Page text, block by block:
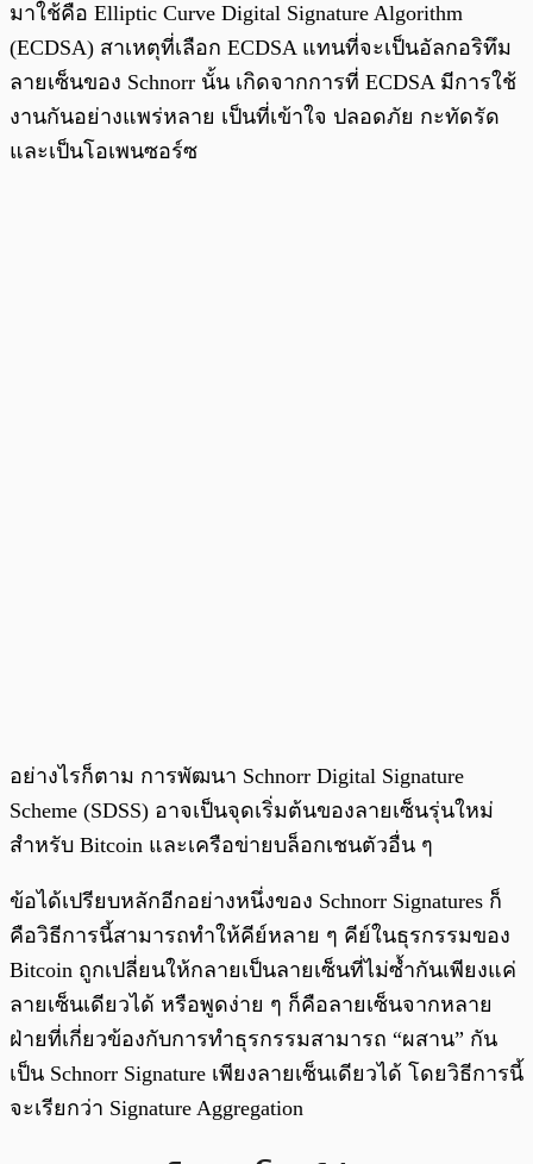
มาใช้คือ Elliptic Curve Digital Signature Algorithm
(ECDSA) สาเหตุที่เลือก ECDSA แทนที่จะเป็นอัลกอริทึม
ลายเซ็นของ Schnorr นั้น เกิดจากการที่ ECDSA มีการใช้
งานกันอย่างแพร่หลาย เป็นที่เข้าใจ ปลอดภัย กะทัดรัด
และเป็นโอเพนซอร์ซ
อย่างไรก็ตาม การพัฒนา Schnorr Digital Signature
Scheme (SDSS) อาจเป็นจุดเริ่มต้นของลายเซ็นรุ่นใหม่
สำหรับ Bitcoin และเครือข่ายบล็อกเชนตัวอื่น ๆ
ข้อได้เปรียบหลักอีกอย่างหนึ่งของ Schnorr Signatures ก็
คือวิธีการนี้สามารถทำให้คีย์หลาย ๆ คีย์ในธุรกรรมของ
Bitcoin ถูกเปลี่ยนให้กลายเป็นลายเซ็นที่ไม่ซ้ำกันเพียงแค่
ลายเซ็นเดียวได้ หรือพูดง่าย ๆ ก็คือลายเซ็นจากหลาย
ฝ่ายที่เกี่ยวข้องกับการทำธุรกรรมสามารถ “ผสาน” กัน
เป็น Schnorr Signature เพียงลายเซ็นเดียวได้ โดยวิธีการนี้
จะเรียกว่า Signature Aggregation